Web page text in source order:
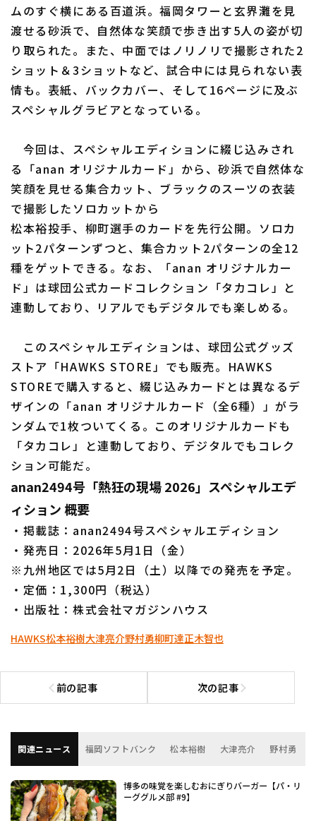
プライバシーポリシー
運営会社（別ウィンドウで開く）
特定商取引法の表示 アルバイト募集 （別ウィンドウで開く
ムのすぐ横にある百道浜。福岡タワーと玄界灘を見
渡せる砂浜で、自然体な笑顔で歩き出す5人の姿が切
り取られた。また、中面ではノリノリで撮影された2
ショット＆3ショットなど、試合中には見られない表
情も。表紙、バックカバー、そして16ページに及ぶ
スペシャルグラビアとなっている。
今回は、スペシャルエディションに綴じ込みされ
る「anan オリジナルカード」から、砂浜で自然体な
笑顔を見せる集合カット、ブラックのスーツの衣装
で撮影したソロカットから
松本裕投手、柳町選手のカードを先行公開。ソロカ
ット2パターンずつと、集合カット2パターンの全12
種をゲットできる。なお、「anan オリジナルカー
ド」は球団公式カードコレクション「タカコレ」と
連動しており、リアルでもデジタルでも楽しめる。
このスペシャルエディションは、球団公式グッズ
ストア「HAWKS STORE」でも販売。HAWKS
STOREで購入すると、綴じ込みカードとは異なるデ
ザインの「anan オリジナルカード（全6種）」がラ
ンダムで1枚ついてくる。このオリジナルカードも
「タカコレ」と連動しており、デジタルでもコレク
ション可能だ。
anan2494号「熱狂の現場 2026」スペシャルエデ
ィション 概要
・掲載誌：anan2494号スペシャルエディション
・発売日：2026年5月1日（金）
※九州地区では5月2日（土）以降での発売を予定。
・定価：1,300円（税込）
・出版社：株式会社マガジンハウス
HAWKS松本裕樹大津亮介野村勇柳町達正木智也
前の記事
前の記事へ 次の記事次の記事へ
関連ニュース 福岡ソフトバンク 松本裕樹 大津亮介 野村勇
博多の味覚を楽しむおにぎりバーガー【パ・リ
ーググルメ部 #9】